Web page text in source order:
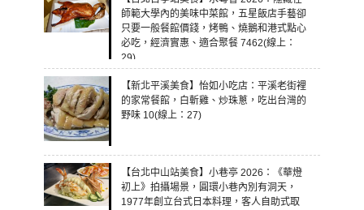
師範大學內的美味中菜館，五星飯店手藝卻
只要一般餐館價錢，烤鴨、燒鵝和港式點心
必吃，經濟實惠、適合聚餐 7462(線上：
29)
【新北平溪美食】怡如小吃店：平溪老街裡
的家常餐館，白斬雞、炒珠蔥，吃出台灣的
野味 10(線上：27)
【台北中山站美食】小巷亭 2026：《華燈
初上》拍攝場景，圓環小巷內別有洞天，
1977年創立台式日本料理，客人自助式取